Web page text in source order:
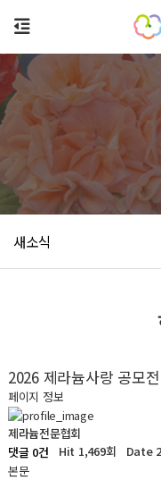
새소식
2026 제라늄사랑 공모
페이지 정보
제라늄전문협회
댓글 0건
Hit 1,469회
Date
본문